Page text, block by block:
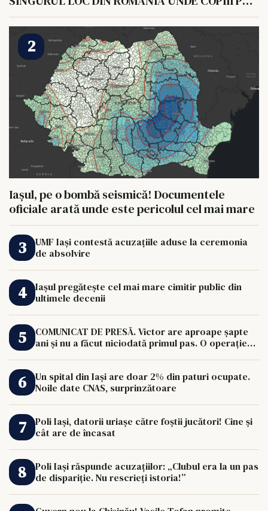
HRANI UN ELEFANT
Iașul, pe o bombă seismică! Documentele
oficiale arată unde este pericolul cel mai mare
UMF Iași contestă acuzațiile aduse la ceremonia
de absolvire
Iașul pregătește cel mai mare cimitir public din
ultimele decenii
COMUNICAT DE PRESĂ. Victor are aproape șapte
ani și nu a făcut niciodată primul pas. O operație
Un spital din Iași are doar 2% din paturi ocupate.
Noile date CNAS, surprinzătoare
Poli Iași, datorii uriașe către foștii jucători! Cine și
cât are de încasat
Poli Iași răspunde acuzațiilor: „Clubul era la un pas
de dispariție. Nu rescrieți istoria!”